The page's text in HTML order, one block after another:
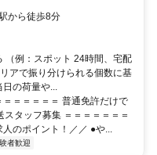
ノ輪駅から徒歩8分
（例：スポット 24時間、宅配
アで振り分けられる個数に基
の荷量や...
＝＝＝＝＝ 普通免許だけで
タッフ募集 ＝＝＝＝＝＝＝
のポイント！／／ ●や...
者歓迎